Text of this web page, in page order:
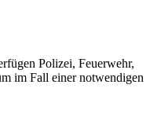
Polizei, Feuerwehr,
im Fall einer notwendigen